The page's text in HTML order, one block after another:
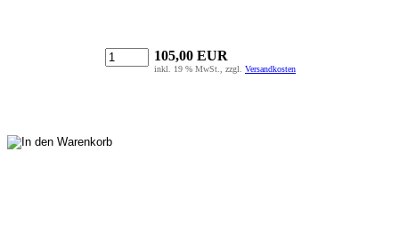
105,00 EUR
inkl. 19 % MwSt., zzgl. Versandkosten